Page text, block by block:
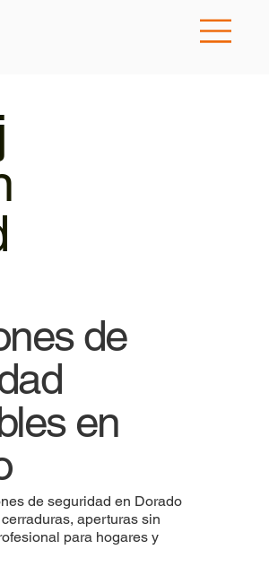
de
en
de seguridad en Dorado
aperturas sin
para hogares y